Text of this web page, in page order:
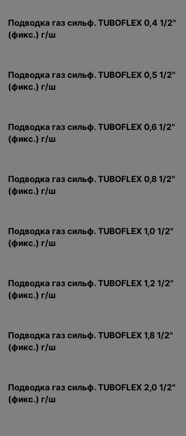
Подводка газ сильф. TUBOFLEX 0,4 1/2"
(фикс.) г/ш
Подводка газ сильф. TUBOFLEX 0,5 1/2"
(фикс.) г/ш
Подводка газ сильф. TUBOFLEX 0,6 1/2"
(фикс.) г/ш
Подводка газ сильф. TUBOFLEX 0,8 1/2"
(фикс.) г/ш
Подводка газ сильф. TUBOFLEX 1,0 1/2"
(фикс.) г/ш
Подводка газ сильф. TUBOFLEX 1,2 1/2"
(фикс.) г/ш
Подводка газ сильф. TUBOFLEX 1,8 1/2"
(фикс.) г/ш
Подводка газ сильф. TUBOFLEX 2,0 1/2"
(фикс.) г/ш